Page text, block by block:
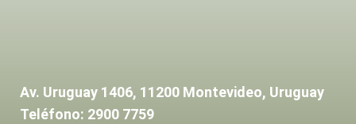
Av. Uruguay 1406, 11200 Montevideo, Uruguay
Teléfono: 2900 7759